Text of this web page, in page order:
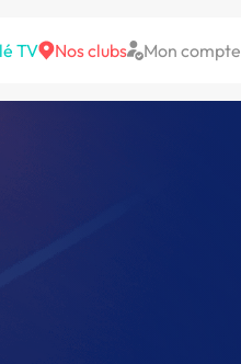
TV Nos clubs Mon compte